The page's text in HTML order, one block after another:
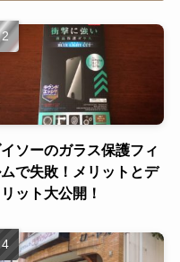
ソーのガラス保護フィ
で失敗！メリットとデ
ット大公開！